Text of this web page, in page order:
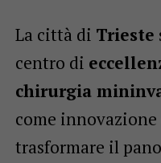
La città di Trieste
centro di
chirurgia
come
trasformare il